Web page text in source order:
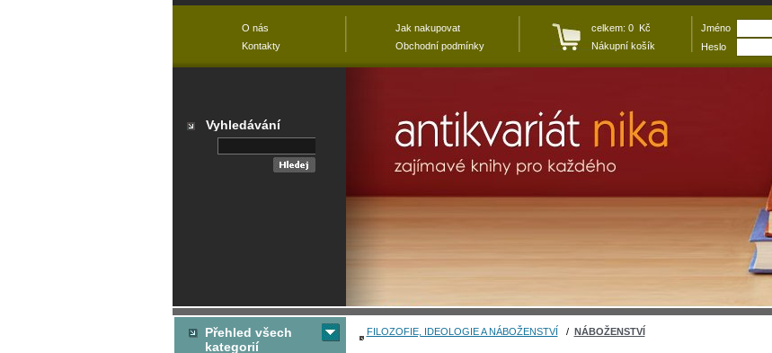
FILOZOFIE, IDEOLOGIE A NÁBOŽENSTVÍ / NÁBOŽENSTVÍ
Přehled všech
kategorií
O nás
Kontakty
Jak nakupovat
Obchodní podmínky
celkem: 0 Kč
Nákupní košík
Jméno
Heslo
Vyhledávání